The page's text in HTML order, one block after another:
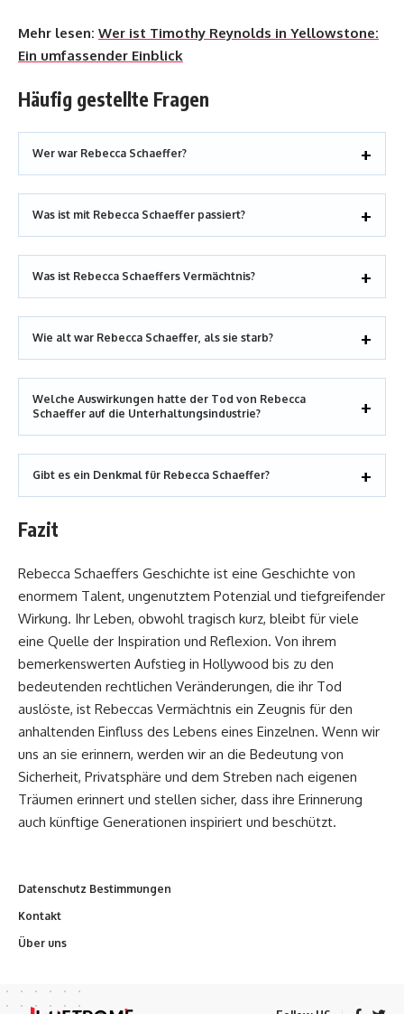
Mehr lesen: Wer ist Timothy Reynolds in Yellowstone:
Ein umfassender Einblick
Häufig gestellte Fragen
Wer war Rebecca Schaeffer?
Was ist mit Rebecca Schaeffer passiert?
Was ist Rebecca Schaeffers Vermächtnis?
Wie alt war Rebecca Schaeffer, als sie starb?
Welche Auswirkungen hatte der Tod von Rebecca
Schaeffer auf die Unterhaltungsindustrie?
Gibt es ein Denkmal für Rebecca Schaeffer?
Fazit
Rebecca Schaeffers Geschichte ist eine Geschichte von
enormem Talent, ungenutztem Potenzial und tiefgreifender
Wirkung. Ihr Leben, obwohl tragisch kurz, bleibt für viele
eine Quelle der Inspiration und Reflexion. Von ihrem
bemerkenswerten Aufstieg in Hollywood bis zu den
bedeutenden rechtlichen Veränderungen, die ihr Tod
auslöste, ist Rebeccas Vermächtnis ein Zeugnis für den
anhaltenden Einfluss des Lebens eines Einzelnen. Wenn wir
uns an sie erinnern, werden wir an die Bedeutung von
Sicherheit, Privatsphäre und dem Streben nach eigenen
Träumen erinnert und stellen sicher, dass ihre Erinnerung
auch künftige Generationen inspiriert und beschützt.
Datenschutz Bestimmungen
Kontakt
Über uns